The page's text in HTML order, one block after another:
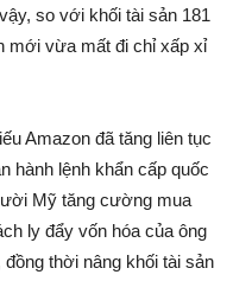
so với khối tài sả‌n 1‌81
mới vừa mấ‌t đi chỉ xấp xỉ
Amazon đã tăng liên tụ‌c
hành lệnh khẩn cấp quốc
Mỹ tăng cường mua
ly đẩ‌y vốn hóa của ông
thời nâng khối tài sả‌n